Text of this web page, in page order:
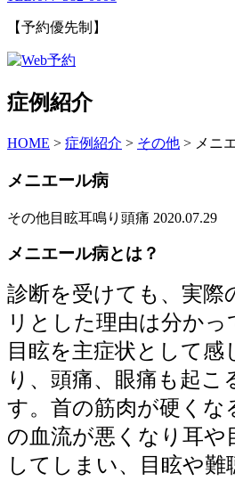
【予約優先制】
症例紹介
HOME > 症例紹介 > その他 > メニ
メニエール病
その他目眩耳鳴り 頭痛 2020.07.29
メニエール病とは？
診断を受けても、実際
リとした理由は分かっ
目眩を主症状として感
り、頭痛、眼痛も起こ
す。首の筋肉が硬くな
の血流が悪くなり耳や
してしまい、目眩や難